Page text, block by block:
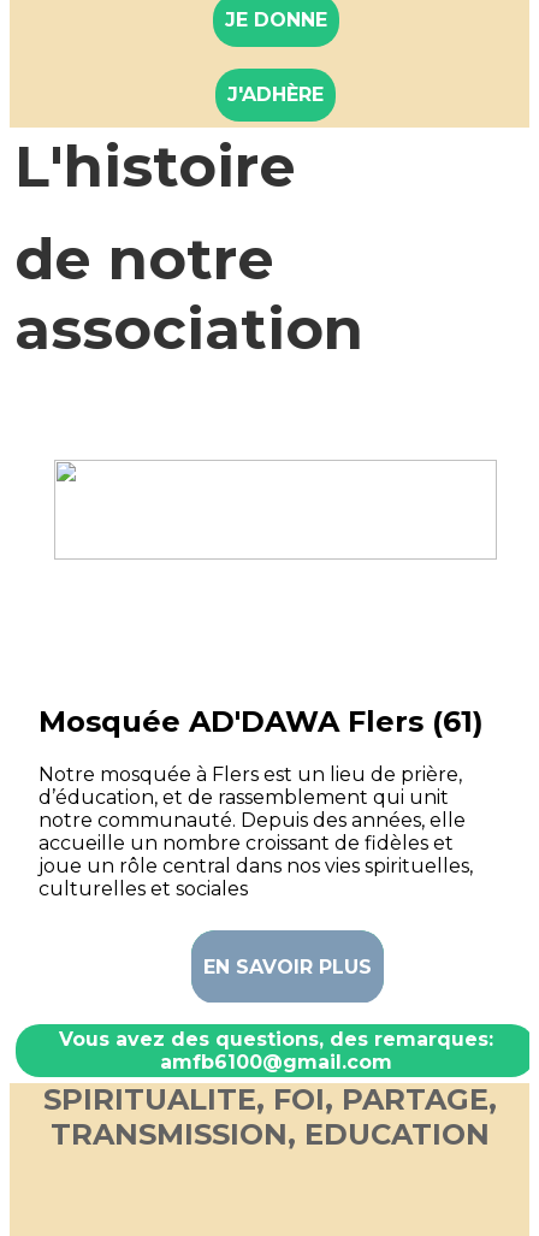
JE DONNE
J'ADHÈRE
L'histoire
de notre
association
Mosquée AD'DAWA Flers (61)
Notre mosquée à Flers est un lieu de prière,
d’éducation, et de rassemblement qui unit
notre communauté. Depuis des années, elle
accueille un nombre croissant de fidèles et
joue un rôle central dans nos vies spirituelles,
culturelles et sociales
EN SAVOIR PLUS
Vous avez des questions, des remarques:
amfb6100@gmail.com
SPIRITUALITE, FOI, PARTAGE,
TRANSMISSION, EDUCATION